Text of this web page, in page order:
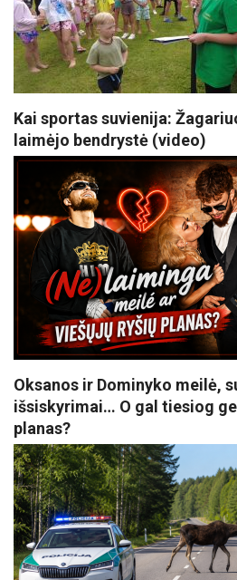
Kai sportas suvienija:
laimėjo bendrystė (video)
Oksanos ir Dominyko meilė,
išsiskyrimai… O gal tiesiog
planas?